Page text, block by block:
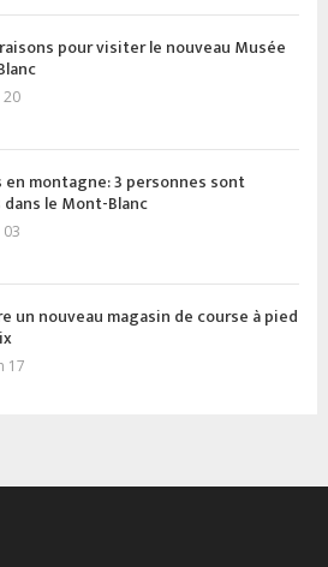
pour visiter le nouveau Musée
20
montagne: 3 personnes sont
le Mont-Blanc
03
un nouveau magasin de course à pied
17